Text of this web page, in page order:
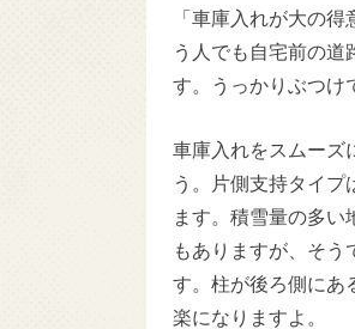
「車庫入れが大の
う人でも自宅前の
す。うっかりぶつけ
車庫入れをスムーズ
う。片側支持タイプ
ます。積雪量の多
もありますが、そう
す。柱が後ろ側にあ
楽になりますよ。